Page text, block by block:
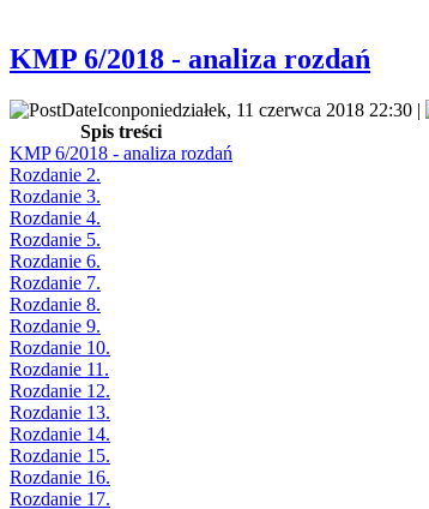
KMP 6/2018 - analiza rozdań
poniedziałek, 11 czerwca 2018 22:30 |
Spis treści
KMP 6/2018 - analiza rozdań
Rozdanie 2.
Rozdanie 3.
Rozdanie 4.
Rozdanie 5.
Rozdanie 6.
Rozdanie 7.
Rozdanie 8.
Rozdanie 9.
Rozdanie 10.
Rozdanie 11.
Rozdanie 12.
Rozdanie 13.
Rozdanie 14.
Rozdanie 15.
Rozdanie 16.
Rozdanie 17.